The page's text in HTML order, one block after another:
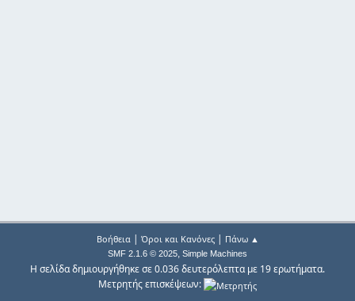
Βοήθεια| Όροι και Κανόνες| Πάνω ▲
SMF 2.1.6 © 2025, Simple Machines
Η σελίδα δημιουργήθηκε σε 0.036 δευτερόλεπτα με 19 ερωτήματα.
Μετρητής επισκέψεων: